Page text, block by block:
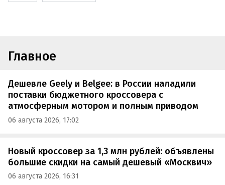
Главное
Дешевле Geely и Belgee: в России наладили
поставки бюджетного кроссовера с
атмосферным мотором и полным приводом
06 августа 2026, 17:02
Новый кроссовер за 1,3 млн рублей: объявлены
большие скидки на самый дешевый «Москвич»
06 августа 2026, 16:31